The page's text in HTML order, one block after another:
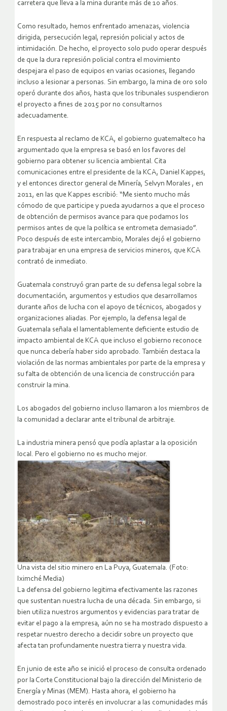
carretera que lleva a la mina durante más de 10 años.
Como resultado, hemos enfrentado amenazas, violencia
dirigida, persecución legal, represión policial y actos de
intimidación. De hecho, el proyecto solo pudo operar después
de que la dura represión policial contra el movimiento
despejara el paso de equipos en varias ocasiones, llegando
incluso a lesionar a personas. Sin embargo, la mina de oro solo
operó durante dos años, hasta que los tribunales suspendieron
el proyecto a fines de 2015 por no consultarnos
adecuadamente.
En respuesta al reclamo de KCA, el gobierno guatemalteco ha
argumentado que la empresa se basó en los favores del
gobierno para obtener su licencia ambiental. Cita
comunicaciones entre el presidente de la KCA, Daniel Kappes,
y el entonces director general de Minería, Selvyn Morales , en
2011, en las que Kappes escribió: “Me siento mucho más
cómodo de que participe y pueda ayudarnos a que el proceso
de obtención de permisos avance para que podamos los
permisos antes de que la política se entrometa demasiado”.
Poco después de este intercambio, Morales dejó el gobierno
para trabajar en una empresa de servicios mineros, que KCA
contrató de inmediato.
Guatemala construyó gran parte de su defensa legal sobre la
documentación, argumentos y estudios que desarrollamos
durante años de lucha con el apoyo de técnicos, abogados y
organizaciones aliadas. Por ejemplo, la defensa legal de
Guatemala señala el lamentablemente deficiente estudio de
impacto ambiental de KCA que incluso el gobierno reconoce
que nunca debería haber sido aprobado. También destaca la
violación de las normas ambientales por parte de la empresa y
su falta de obtención de una licencia de construcción para
construir la mina.
Los abogados del gobierno incluso llamaron a los miembros de
la comunidad a declarar ante el tribunal de arbitraje.
La industria minera pensó que podía aplastar a la oposición
local. Pero el gobierno no es mucho mejor.
Una vista del sitio minero en La Puya, Guatemala. (Foto:
Iximché Media)
La defensa del gobierno legitima efectivamente las razones
que sustentan nuestra lucha de una década. Sin embargo, si
bien utiliza nuestros argumentos y evidencias para tratar de
evitar el pago a la empresa, aún no se ha mostrado dispuesto a
respetar nuestro derecho a decidir sobre un proyecto que
afecta tan profundamente nuestra tierra y nuestra vida.
En junio de este año se inició el proceso de consulta ordenado
por la Corte Constitucional bajo la dirección del Ministerio de
Energía y Minas (MEM). Hasta ahora, el gobierno ha
demostrado poco interés en involucrar a las comunidades más